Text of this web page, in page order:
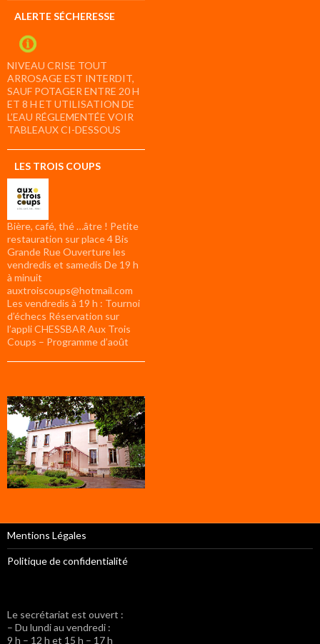
ALERTE SÉCHERESSE
NIVEAU CRISE TOUT
ARROSAGE EST INTERDIT,
SAUF POTAGER ENTRE 20 H
ET 8 H ET UTILISATION DE
L’EAU RÉGLEMENTÉE VOIR
TABLEAUX CI-DESSOUS
LES TROIS COUPS
Bière, café, thé …âtre ! Petite
restauration sur place 4 Bis
Grande Rue Ouverture les
vendredis et samedis De 19 h
à minuit
auxtroiscoups@hotmail.com
Les vendredis à 19 h : Tournoi
d’échecs Réservation sur
l’appli CHESSBAR Aux Trois
Coups – Programme d’août
Mentions Légales
Politique de confidentialité
Le secrétariat est ouvert :
– Du lundi au vendredi :
9 h – 12 h et 15 h – 17 h